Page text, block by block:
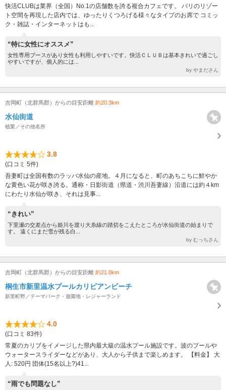
快活CLUBは業界（全国）No.1の店舗数を誇る複合カフェです。 バリのリゾー
ト空間を再現した店内では、ゆったりくつろげる様々なタイプのお席で コミッ
ク・雑誌・インターネットはも...
“特に女性にオススメ”
女性専用ブースがあり女性も利用しやすいです。快活ＣＬＵＢは基本きれいで過ごし
やすいですが、個人的には...
by やまださん
吉岡町（北群馬郡）からの目安距離 約20.3km
水仙街道
植栗／その他名所
3.8
(口コミ 5件)
吾妻町は全国有数のラッパ水仙の産地。４月になると、町のあちこちに鮮やか
な黄色い花が咲き誇る。通称・日影街道（県道・渋川吾妻線）沿道には約４km
にわたり水仙が咲き、それは見事...
“きれい”
下里瀬の交差点から姫川を渡り大糸線の踏切をこえたところが水仙街道の始まりで
す。 遠くにまだ雪が残る白...
by むっちさん
吉岡町（北群馬郡）からの目安距離 約21.0km
桐生市新里温水プールカリビアンビーチ
新里町野／テーマパーク・遊園地・レジャーランド
4.0
(口コミ 83件)
常夏のカリブをイメージした県内最大級の温水プール施設です。波のプールや
ウォータースライダーなどがあり、大人から子供まで楽しめます。 【料金】 大
人: 520円 団体(15名以上?)41...
“雨でも問題なし”